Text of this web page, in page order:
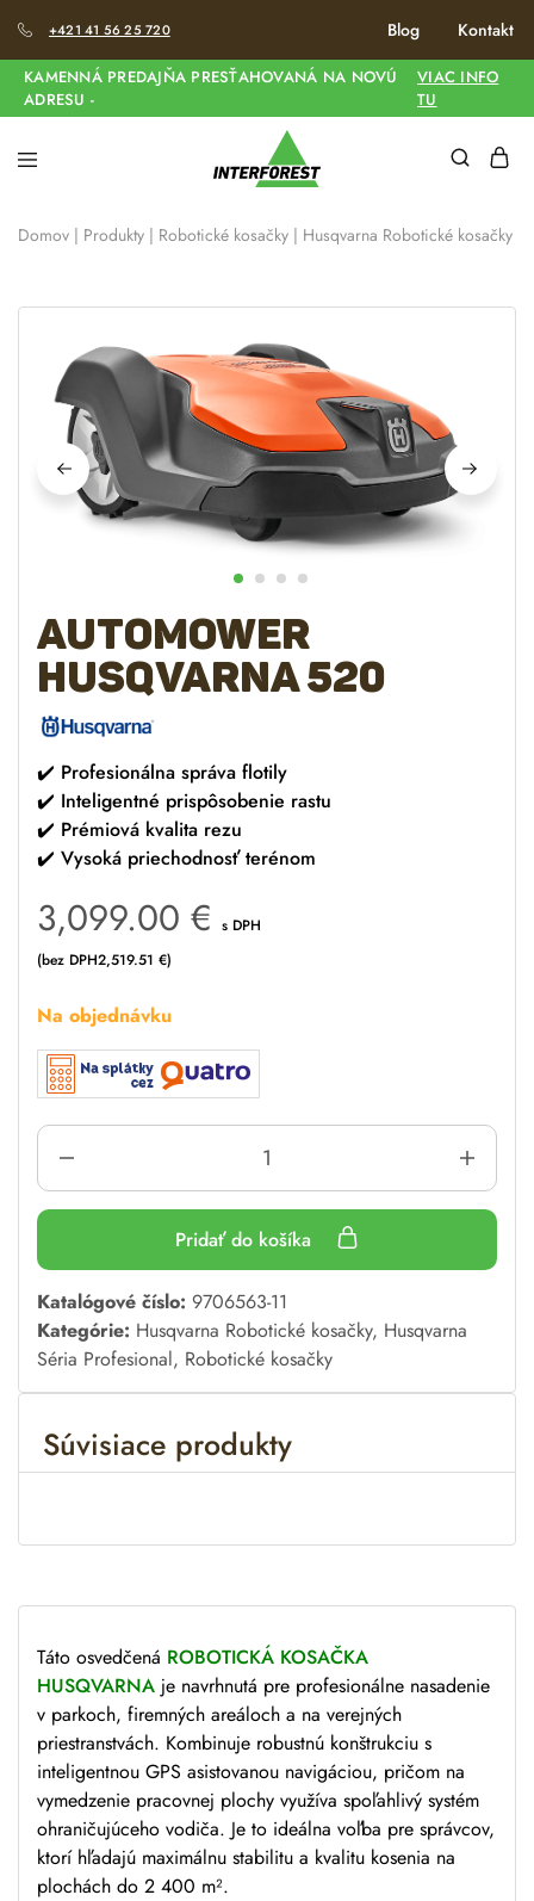
+421 41 56 25 720 Blog Kontakt
KAMENNÁ PREDAJŇA PRESŤAHOVANÁ NA NOVÚ
ADRESU -
VIAC INFO
TU
Domov | Produkty | Robotické kosačky | Husqvarna Robotické kosačky
AUTOMOWER
Husqvarna 520
✔️ Profesionálna správa flotily
✔️ Inteligentné prispôsobenie rastu
✔️ Prémiová kvalita rezu
✔️ Vysoká priechodnosť terénom
3,099.00 € s DPH
(bez DPH2,519.51 €)
Na objednávku
Pridať do košíka
A
l
t
e
n
a
Katalógové číslo: 9706563-11
Kategórie: Husqvarna Robotické kosačky, Husqvarna
Séria Profesional, Robotické kosačky
Súvisiace produkty
Táto osvedčená ROBOTICKÁ KOSAČKA
HUSQVARNA je navrhnutá pre profesionálne nasadenie
v parkoch, firemných areáloch a na verejných
priestranstvách. Kombinuje robustnú konštrukciu s
inteligentnou GPS asistovanou navigáciou, pričom na
vymedzenie pracovnej plochy využíva spoľahlivý systém
ohraničujúceho vodiča. Je to ideálna voľba pre správcov,
ktorí hľadajú maximálnu stabilitu a kvalitu kosenia na
plochách do 2 400 m².